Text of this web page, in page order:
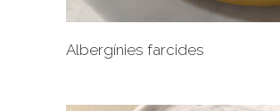
Albergínies farcides